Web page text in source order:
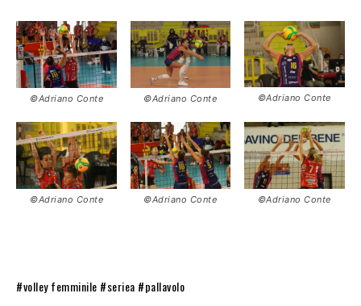
©Adriano Conte ©Adriano Conte ©Adriano Conte
©Adriano Conte ©Adriano Conte ©Adriano Conte
#volley femminile #seriea #pallavolo